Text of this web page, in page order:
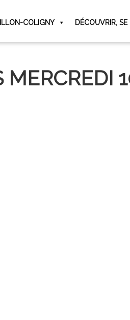
COLIGNY DÉCOUVRIR, SE
MERCREDI